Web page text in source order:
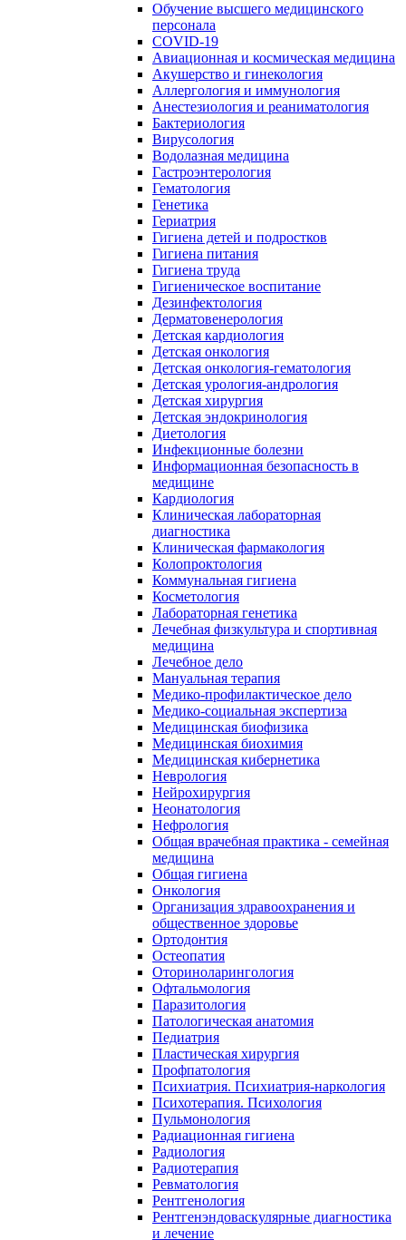
Обучение высшего медицинского
персонала
COVID-19
Авиационная и космическая медицина
Акушерство и гинекология
Аллергология и иммунология
Анестезиология и реаниматология
Бактериология
Вирусология
Водолазная медицина
Гастроэнтерология
Гематология
Генетика
Гериатрия
Гигиена детей и подростков
Гигиена питания
Гигиена труда
Гигиеническое воспитание
Дезинфектология
Дерматовенерология
Детская кардиология
Детская онкология
Детская онкология-гематология
Детская урология-андрология
Детская хирургия
Детская эндокринология
Диетология
Инфекционные болезни
Информационная безопасность в
медицине
Кардиология
Клиническая лабораторная
диагностика
Клиническая фармакология
Колопроктология
Коммунальная гигиена
Косметология
Лабораторная генетика
Лечебная физкультура и спортивная
медицина
Лечебное дело
Мануальная терапия
Медико-профилактическое дело
Медико-социальная экспертиза
Медицинская биофизика
Медицинская биохимия
Медицинская кибернетика
Неврология
Нейрохирургия
Неонатология
Нефрология
Общая врачебная практика - семейная
медицина
Общая гигиена
Онкология
Организация здравоохранения и
общественное здоровье
Ортодонтия
Остеопатия
Оториноларингология
Офтальмология
Паразитология
Патологическая анатомия
Педиатрия
Пластическая хирургия
Профпатология
Психиатрия. Психиатрия-наркология
Психотерапия. Психология
Пульмонология
Радиационная гигиена
Радиология
Радиотерапия
Ревматология
Рентгенология
Рентгенэндоваскулярные диагностика
и лечение